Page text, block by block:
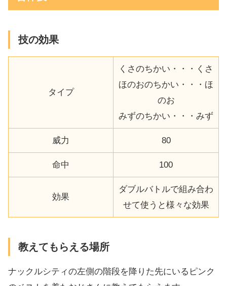
技の効果
タイプ
くさのちかい・・・くさ
ほのおのちかい・・・ほ
のお
みずのちかい・・・みず
威力 80
命中 100
効果
ダブルバトルで組み合わ
せて使うと様々な効果
教えてもらえる場所
ナックルシティの左側の階段を降りた先にいるピンク